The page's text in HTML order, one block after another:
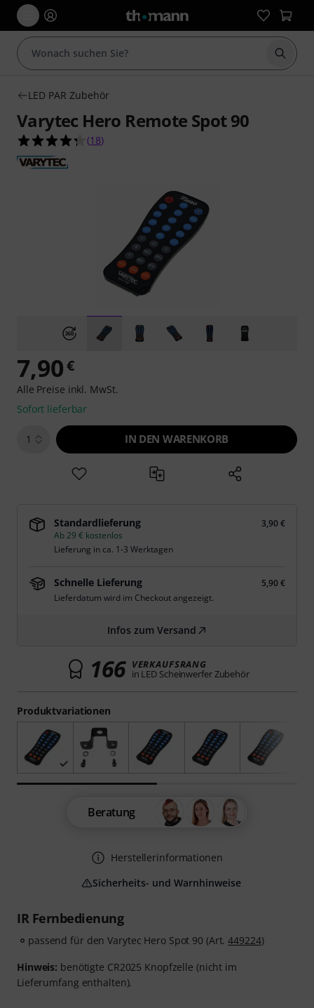
Suche
LED PAR Zubehör
Varytec Hero Remote Spot 90
4.3 von 5 Sternen aus 18 Kundenbewertungen
(18)
IR Fernbedienung
passend für den Varytec Hero Spot 90 (Art.449224)
Hinweis: benötigte CR2025 Knopfzelle (nicht im
Lieferumfang enthalten).
Produktvariationen
7,90€
Alle Preise inkl. MwSt.
Sofort lieferbar
1 IN DEN WARENKORB
Standardlieferung
3,90 €
Ab 29 € kostenlos
Lieferung in ca. 1-3 Werktagen
Schnelle Lieferung
5,90 €
Lieferdatum wird im Checkout angezeigt.
Infos zum Versand
166 VERKAUFSRANG
in LED Scheinwerfer Zubehör
Beratung
Herstellerinformationen
Sicherheits- und Warnhinweise